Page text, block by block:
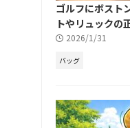
ゴルフにボスト
トやリュックの
2026/1/31
バッグ